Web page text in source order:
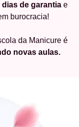
dias de garantiae
burocracia!
da Manicure é
novas aulas.